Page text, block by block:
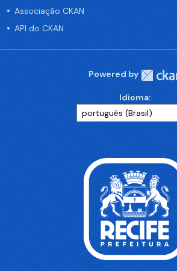
Associação CKAN
API do CKAN
Powered by
Idioma